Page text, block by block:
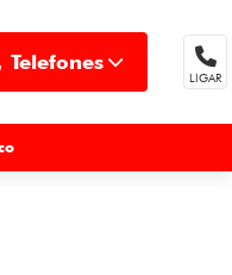
Telefones
LIGAR